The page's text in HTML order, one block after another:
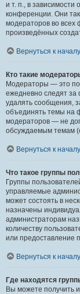
и т. п., в
конференции. Они
модераторов во всех
произведённых
Вернуться к началу
Кто такие
Модераторы — это
ежедневно следят
удалять сообщения,
объединять темы на
модераторов — не
обсуждаемым темам
Вернуться к началу
Что такое группы
Группы
управляемые
может состоять в
назначены
администраторам
количеству
или предоставление
Вернуться к началу
Где находятся
Вы можете получить